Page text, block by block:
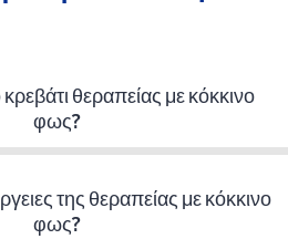
θεραπείας με κόκκινο
φως?
της θεραπείας με κόκκινο
φως?